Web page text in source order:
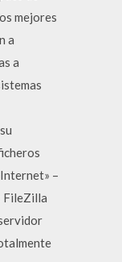
mejores
a
a
–
FileZilla